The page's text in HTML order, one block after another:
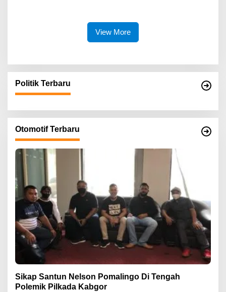
View More
Politik Terbaru
Otomotif Terbaru
Sikap Santun Nelson Pomalingo Di Tengah
Polemik Pilkada Kabgor